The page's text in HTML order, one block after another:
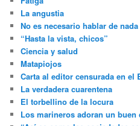
La angustia
No es necesario hablar de nada
“Hasta la vista, chicos”
Ciencia y salud
Matapiojos
Carta al editor censurada en el
La verdadera cuarentena
El torbellino de la locura
Los marineros adoran un buen